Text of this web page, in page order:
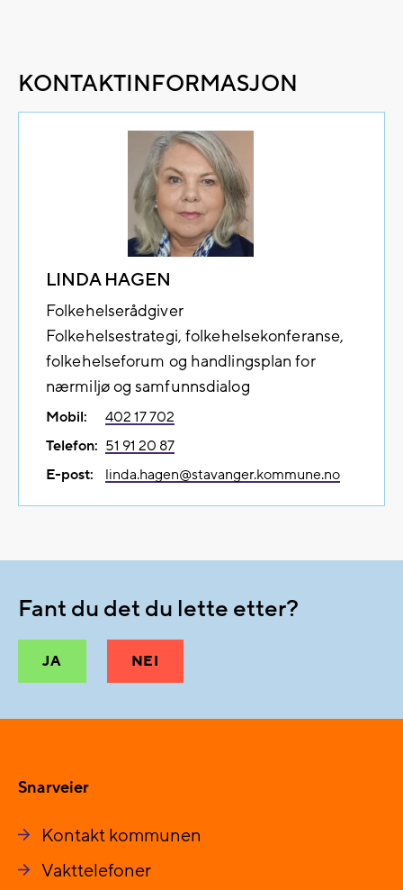
KONTAKTINFORMASJON
LINDA HAGEN
Folkehelserådgiver
Folkehelsestrategi, folkehelsekonferanse,
folkehelseforum og handlingsplan for
nærmiljø og samfunnsdialog
Mobil:
402 17 702
Telefon: 51 91 20 87
E-post:
linda.hagen@​stavanger.kommune.no
Fant du det du lette etter?
JA NEI
Snarveier
Kontakt kommunen
Vakttelefoner